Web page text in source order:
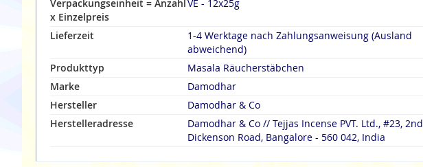
Verpackungseinheit = Anzahl
x Einzelpreis
VE - 12x25g
Lieferzeit
1-4 Werktage nach Zahlungsanweisung (Ausland
abweichend)
Produkttyp
Masala Räucherstäbchen
Marke
Damodhar
Hersteller
Damodhar & Co
Herstelleradresse
Damodhar & Co // Tejjas Incense PVT. Ltd., #23, 2nd
Dickenson Road, Bangalore - 560 042, India